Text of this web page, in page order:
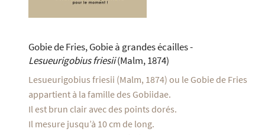
Gobie de Fries, Gobie à grandes écailles -
Lesueurigobius friesii(Malm, 1874)
Lesueurigobius friesii (Malm, 1874) ou le Gobie de Fries
appartient à la famille des Gobiidae.
Il est brun clair avec des points dorés.
Il mesure jusqu’à 10 cm de long.